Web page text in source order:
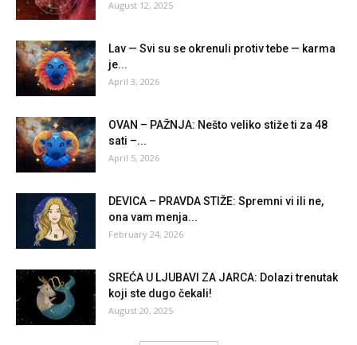
August 12, 2025
Lav — Svi su se okrenuli protiv tebe — karma
je...
April 3, 2026
OVAN – PAŽNJA: Nešto veliko stiže ti za 48
sati –...
April 5, 2026
DEVICA – PRAVDA STIŽE: Spremni vi ili ne,
ona vam menja...
February 24, 2026
SREĆA U LJUBAVI ZA JARCA: Dolazi trenutak
koji ste dugo čekali!
August 20, 2025